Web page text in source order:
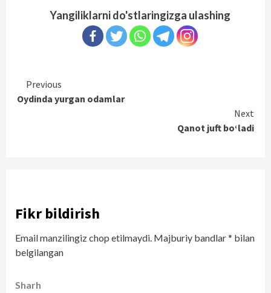
Yangiliklarni do'stlaringizga ulashing
Continue
Reading
Previous
Oydinda yurgan odamlar
Next
Qanot juft bo‘ladi
Fikr bildirish
Email manzilingiz chop etilmaydi. Majburiy bandlar* bilan
belgilangan
Sharh